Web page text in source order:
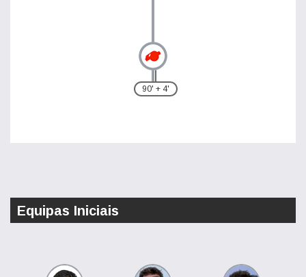
90' + 4'
Equipas Iniciais